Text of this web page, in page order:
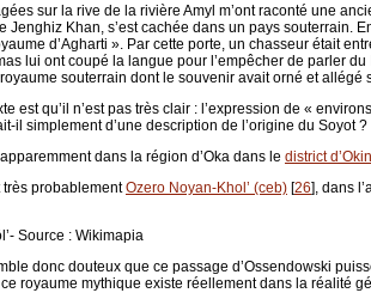
sur la rive de la rivière Amyl m’ont raconté une
Jenghiz Khan, s’est cachée dans un pays souterrain.
d’Agharti ». Par cette porte, un chasseur était
lui ont coupé la langue pour l’empêcher de parler
souterrain dont le souvenir avait orné et
est qu’il n’est pas très clair : l’expression de «
il simplement d’une description de l’origine du Soyot ?
dans la région d’Oka dans le district
très probablementOzero Noyan-Khol’ (ceb) [26], dans
Source : Wikimapia
donc douteux que ce passage d’Ossendowski
royaume mythique existe réellement dans la réalité